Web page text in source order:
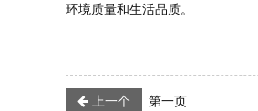
环境质量和生活品质。
上一个 第一页